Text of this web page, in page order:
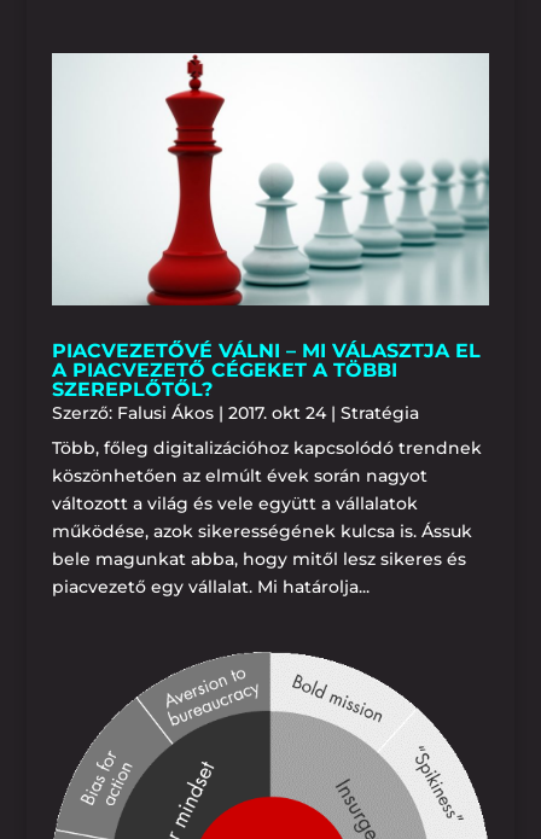
PIACVEZETŐVÉ VÁLNI – MI VÁLASZTJA EL
A PIACVEZETŐ CÉGEKET A TÖBBI
SZEREPLŐTŐL?
Szerző: Falusi Ákos| 2017. okt 24| Stratégia
Több, főleg digitalizációhoz kapcsolódó trendnek
köszönhetően az elmúlt évek során nagyot
változott a világ és vele együtt a vállalatok
működése, azok sikerességének kulcsa is. Ássuk
bele magunkat abba, hogy mitől lesz sikeres és
piacvezető egy vállalat. Mi határolja...